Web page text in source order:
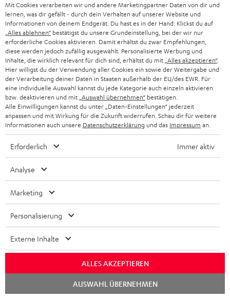
Weiteres Zubehör
Panasonic Blu-ray Player
DP-UB154
Ultra HD 4K Blu-ray Player mit
Dolby Atmos und Multi HDR-
HDR10+ für eine überragende
Bildqualität mit lebensechten
Kontrasten und Farben
179,‐€
15 m Lautsprecherkabel
Lieferumfang
ULTIMA 20 KOMBO 3 SE
Mit Cookies verarbeiten wir und andere Marketingpartner Daten von dir und
lernen, was dir gefällt - durch dein Verhalten auf unserer Website und
Informationen von deinem Endgerät. Du hast es in der Hand: Klickst du auf
„Alles ablehnen“ bestätigst du unsere Grundeinstellung, bei der wir nur
erforderliche Cookies aktivieren. Damit erhältst du zwar Empfehlungen,
diese werden jedoch zufällig ausgewählt. Personalisierte Werbung und
Inhalte, die wirklich relevant für dich sind, erhältst du mit „Alles akzeptieren“.
Hier willigst du der Verwendung aller Cookies ein sowie der Weitergabe und
der Verarbeitung deiner Daten in Staaten außerhalb der EU/des EWR. Für
eine individuelle Auswahl kannst du jede Kategorie auch einzeln aktivieren
bzw. deaktivieren und mit „Auswahl übernehmen“ bestätigen.
Alle Einwilligungen kannst du unter „Daten-Einstellungen“ jederzeit
anpassen und mit Wirkung für die Zukunft widerrufen. Schau dir für weitere
Informationen auch unsere Datenschutzerklärung und das Impressum an.
Erforderlich Immer aktiv
Analyse
Marketing
Personalisierung
Externe Inhalte
ALLES AKZEPTIEREN
AUSWAHL ÜBERNEHMEN